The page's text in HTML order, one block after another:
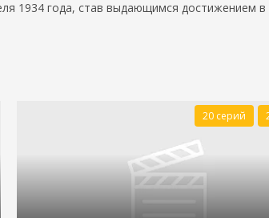
1934 года, став выдающимся достижением в
20 серий